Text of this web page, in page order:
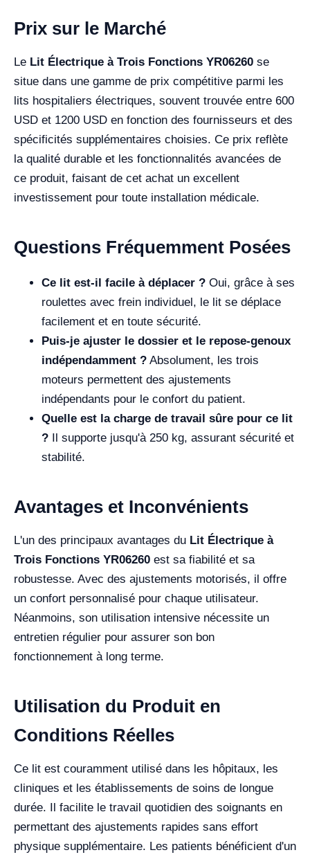
Prix sur le Marché
Le Lit Électrique à Trois Fonctions YR06260 se
situe dans une gamme de prix compétitive parmi les
lits hospitaliers électriques, souvent trouvée entre 600
USD et 1200 USD en fonction des fournisseurs et des
spécificités supplémentaires choisies. Ce prix reflète
la qualité durable et les fonctionnalités avancées de
ce produit, faisant de cet achat un excellent
investissement pour toute installation médicale.
Questions Fréquemment Posées
Ce lit est-il facile à déplacer ? Oui, grâce à ses
roulettes avec frein individuel, le lit se déplace
facilement et en toute sécurité.
Puis-je ajuster le dossier et le repose-genoux
indépendamment ? Absolument, les trois
moteurs permettent des ajustements
indépendants pour le confort du patient.
Quelle est la charge de travail sûre pour ce lit
? Il supporte jusqu'à 250 kg, assurant sécurité et
stabilité.
Avantages et Inconvénients
L'un des principaux avantages du Lit Électrique à
Trois Fonctions YR06260 est sa fiabilité et sa
robustesse. Avec des ajustements motorisés, il offre
un confort personnalisé pour chaque utilisateur.
Néanmoins, son utilisation intensive nécessite un
entretien régulier pour assurer son bon
fonctionnement à long terme.
Utilisation du Produit en
Conditions Réelles
Ce lit est couramment utilisé dans les hôpitaux, les
cliniques et les établissements de soins de longue
durée. Il facilite le travail quotidien des soignants en
permettant des ajustements rapides sans effort
physique supplémentaire. Les patients bénéficient d'un